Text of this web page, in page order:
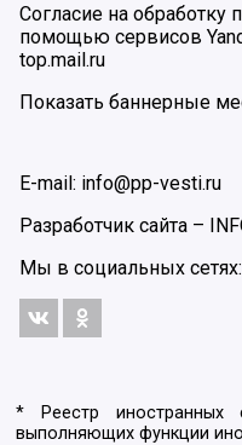
Согласие на обработку
помощью сервисов
top.mail.ru
Показать баннерные
E-mail: info@pp-vesti.ru
Разработчик сайта –
Мы в социальных сетях:
* Реестр иностранных
выполняющих функции